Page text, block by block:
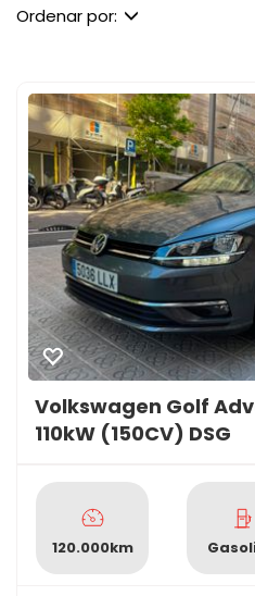
Ordenar por:
Volkswagen Golf
110kW (150CV) DSG
120.000km